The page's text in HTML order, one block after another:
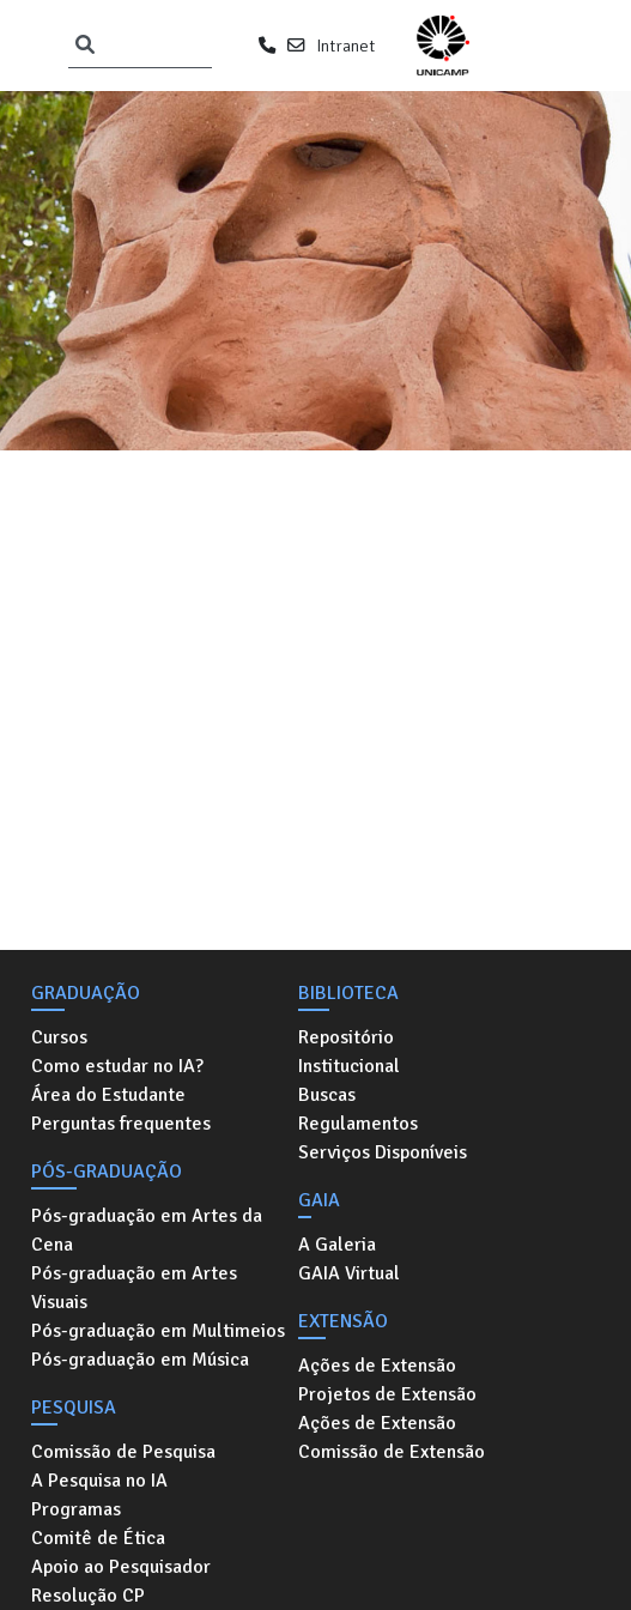
Intranet
GRADUAÇÃO
Cursos
Como estudar no IA?
Área do Estudante
Perguntas frequentes
PÓS-GRADUAÇÃO
Pós-graduação em Artes da
Cena
Pós-graduação em Artes
Visuais
Pós-graduação em Multimeios
Pós-graduação em Música
PESQUISA
Comissão de Pesquisa
A Pesquisa no IA
Programas
Comitê de Ética
Apoio ao Pesquisador
Resolução CP
BIBLIOTECA
Repositório
Institucional
Buscas
Regulamentos
Serviços Disponíveis
GAIA
A Galeria
GAIA Virtual
EXTENSÃO
Ações de Extensão
Projetos de Extensão
Ações de Extensão
Comissão de Extensão